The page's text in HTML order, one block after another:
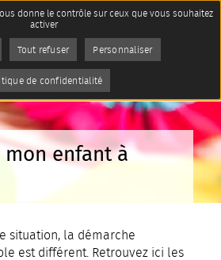
Imprimer
AddToAny (share) est désactivé.
mon enfant à
situation, la démarche
est différent. Retrouvez ici les
donne le contrôle sur ceux que vous souhaitez
activer
Tout refuser Personnaliser
de confidentialité